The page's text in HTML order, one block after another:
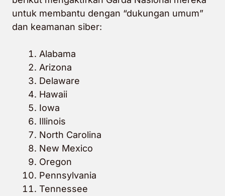
untuk membantu dengan “dukungan umum”
dan keamanan siber:
Alabama
Arizona
Delaware
Hawaii
Iowa
Illinois
North Carolina
New Mexico
Oregon
Pennsylvania
Tennessee